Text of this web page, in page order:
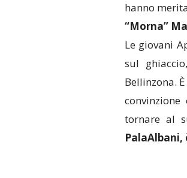
hanno
“Morna”
Le giovani
sul
Bellinzona.
tornare al
PalaAlbani,